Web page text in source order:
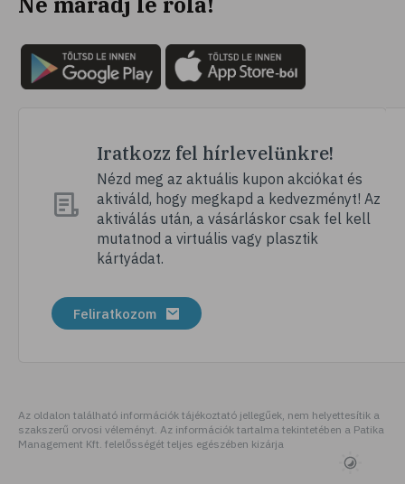
# pszichológia
# hátfájás
# vérnyomáscsökkentés
# megfázás
# influenza
# fertőző betegségek
# köhögés
# immunerősítés
Iratkozz fel hírlevelünkre!
Nézd meg az aktuális kupon akciókat és
aktiváld, hogy megkapd a kedvezményt! Az
aktiválás után, a vásárláskor csak fel kell
mutatnod a virtuális vagy plasztik
kártyádat.
Feliratkozom
Az oldalon található információk tájékoztató jellegűek, nem helyettesítik a
szakszerű orvosi véleményt. Az információk tartalma tekintetében a Patika
Management Kft. felelősségét teljes egészében kizárja